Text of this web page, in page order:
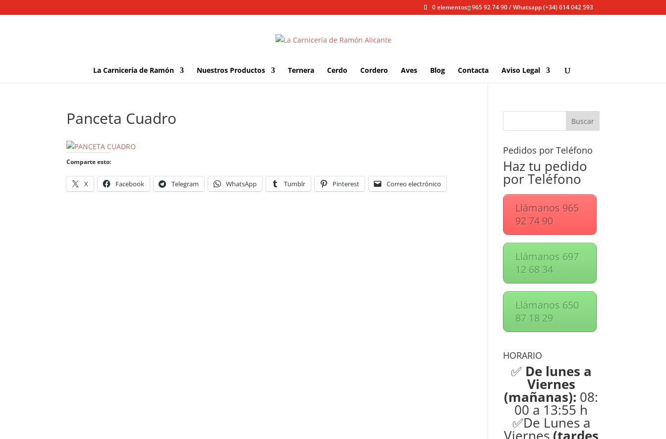
965 92 74 90 / Whatsapp (+34) 614 042 593
0 elementos
La Carnicería de Ramón Nuestros Productos Ternera Cerdo Cordero Aves Blog Contacta Aviso Legal
Panceta Cuadro
Comparte esto:
X Facebook Telegram WhatsApp Tumblr Pinterest Correo electrónico
Pedidos por Teléfono
Haz tu pedido
por Teléfono
Llámanos 965
92 74 90
Llámanos 697
12 68 34
Llámanos 650
87 18 29
HORARIO
✅ De lunes a
Viernes
(mañanas): 08:
00 a 13:55 h
✅De Lunes a